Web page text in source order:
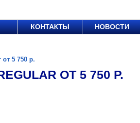
КОНТАКТЫ НОВОСТИ
5 750 р.
ОТ 5 750 Р.